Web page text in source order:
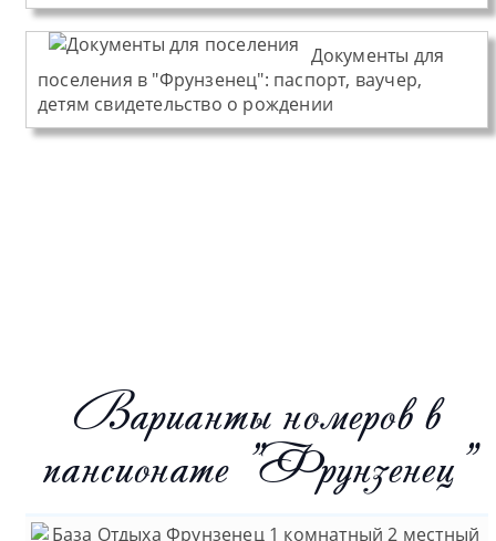
Документы для
поселения в "Фрунзенец": паспорт, ваучер,
детям свидетельство о рождении
Варианты номеров в
пансионате "Фрунзенец"